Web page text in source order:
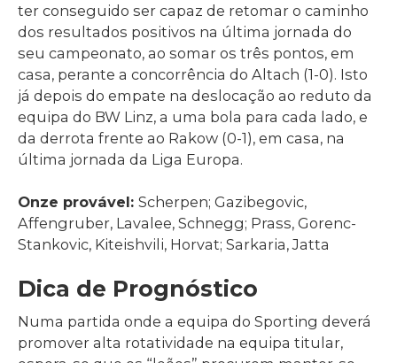
ter conseguido ser capaz de retomar o caminho
dos resultados positivos na última jornada do
seu campeonato, ao somar os três pontos, em
casa, perante a concorrência do Altach (1-0). Isto
já depois do empate na deslocação ao reduto da
equipa do BW Linz, a uma bola para cada lado, e
da derrota frente ao Rakow (0-1), em casa, na
última jornada da Liga Europa.
Onze provável: Scherpen; Gazibegovic,
Affengruber, Lavalee, Schnegg; Prass, Gorenc-
Stankovic, Kiteishvili, Horvat; Sarkaria, Jatta
Dica de Prognóstico
Numa partida onde a equipa do Sporting deverá
promover alta rotatividade na equipa titular,